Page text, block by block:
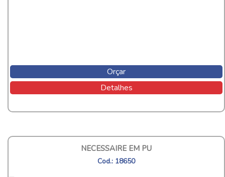
Orçar
Detalhes
NECESSAIRE EM PU
Cod.: 18650